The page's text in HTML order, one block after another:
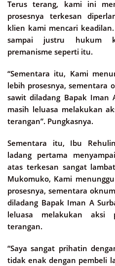
Terus terang, kami ini
prosesnya terkesan
klien kami mencari
sampai justru hukum
premanisme seperti itu.
“Sementara itu, Kami
lebih prosesnya, sementara
sawit diladang Bapak Iman
masih leluasa melakukan
terangan”. Pungkasnya.
Sementara itu, Ibu
ladang pertama
atas terkesan sangat
Mukomuko, Kami
prosesnya, sementara
diladang Bapak Iman A
leluasa melakukan aksi
terangan.
“Saya sangat prihatin
tidak enak dengan pembeli